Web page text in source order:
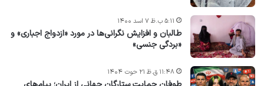
طالبان و افزایش نگرانی‌ها در مورد «ازدواج اجباری» و
«بردگی جنسی»
۵:۱۱ ب.ظ ۷ اسد ۱۴۰۰
۱۱:۴۸ ق.ظ ۲۱ حوت ۱۴۰۴